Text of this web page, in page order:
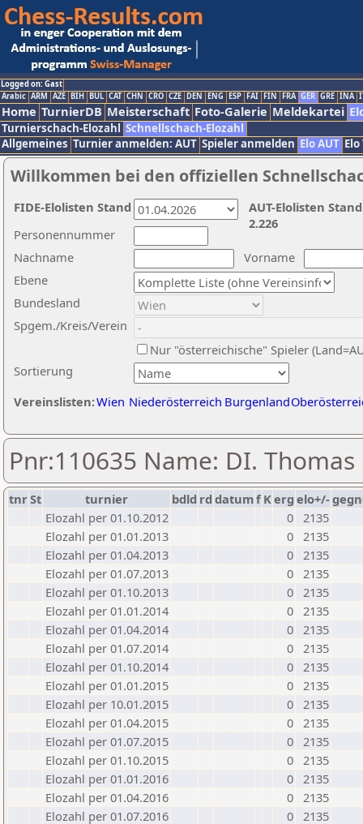
Logged on: Gast
Arabic ARM AZE BIH BUL CAT CHN CRO CZE DEN ENG ESP FAI FIN FRA GER GRE INA
Home TurnierDB Meisterschaft Foto-Galerie Meldekartei
Turnierschach-Elozahl Schnellschach-Elozahl
Allgemeines Turnier anmelden: AUT Spieler anmelden Elo AUT
Willkommen bei den offiziellen
Nachname
Vorname
Ebene
Sortierung
Personennummer
Bundesland
Spgem./Kreis/Verein
Nur "österreichische" Spieler
Vereinslisten:Wien Niederösterreich Burgenland
AUT-Elolisten
2.226
FIDE-Elolisten Stand
Pnr:110635 Name: DI.
tnrSt turnier bdld rd datumf Kerg elo+/-
Elozahl per 01.10.2012
0 2135
Elozahl per 01.01.2013
0 2135
Elozahl per 01.04.2013
0 2135
Elozahl per 01.07.2013
0 2135
Elozahl per 01.10.2013
0 2135
Elozahl per 01.01.2014
0 2135
Elozahl per 01.04.2014
0 2135
Elozahl per 01.07.2014
0 2135
Elozahl per 01.10.2014
0 2135
Elozahl per 01.01.2015
0 2135
Elozahl per 10.01.2015
0 2135
Elozahl per 01.04.2015
0 2135
Elozahl per 01.07.2015
0 2135
Elozahl per 01.10.2015
0 2135
Elozahl per 01.01.2016
0 2135
Elozahl per 01.04.2016
0 2135
Elozahl per 01.07.2016
0 2135